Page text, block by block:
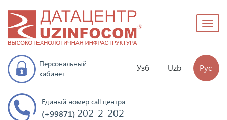
Узб Uzb Рус
Персональный
кабинет
Единый номер call центра
(+99871) 202-2-202